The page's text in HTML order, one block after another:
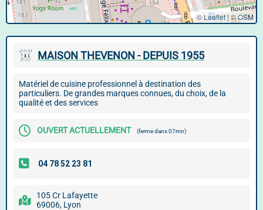
© Leaflet |©OSM
MAISON THEVENON - DEPUIS 1955
Matériel de cuisine professionnel à destination des
particuliers. De grandes marques connues, du choix, de la
qualité et des services
OUVERT ACTUELLEMENT (ferme dans 07mn)
105 Cr Lafayette
69006, Lyon